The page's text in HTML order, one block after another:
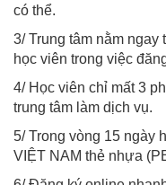
có thể.
3/ Trung tâm nằm ngay
học viên trong việc
4/ Học viên chỉ mất 3
trung tâm làm dịch vụ.
5/ Trong vòng 15 ngày
VIỆT NAM thẻ nhựa